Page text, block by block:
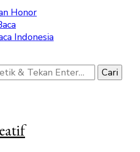
Honor
Indonesia